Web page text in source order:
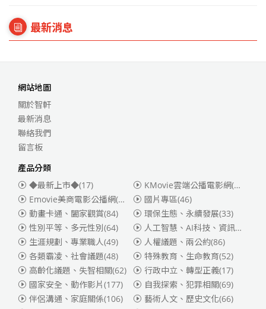
最新消息
網站地圖
關於智軒
最新消息
聯絡我們
留言板
產品分類
◆最新上市◆(17)
KMovie雲端公播電影網(迪士尼、福斯、索尼)
Emovie美商電影公播網(華納)
(186)
國片專區(46)
動畫卡通、闔家觀賞(84) 環保生態、永續發展(33)
性別平等、多元性別(64) 人工智慧、AI科技、資訊安全
生涯規劃、專業職人(49) 人權議題、兩公約(86)
各類霸凌、社會議題(48) 特殊教育、生命教育(52)
高齡化議題、失智相關(62) 行政中立、轉型正義(17)
國家安全、動作影片(177) 自我探索、犯罪相關(69)
伴侶溝通、家庭關係(106) 藝術人文、歷史文化(66)